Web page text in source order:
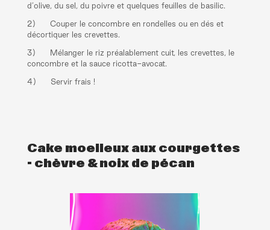
d’olive, du sel, du poivre et quelques feuilles de basilic.
2) Couper le concombre en rondelles ou en dés et
décortiquer les crevettes.
3) Mélanger le riz préalablement cuit, les crevettes, le
concombre et la sauce ricotta-avocat.
4) Servir frais !
Cake moelleux aux courgettes
- chèvre & noix de pécan